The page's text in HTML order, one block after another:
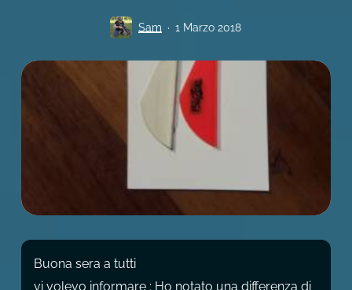
Sam 1 Marzo 2018
Buona sera a tutti
vi volevo informare : Ho notato una differenza di